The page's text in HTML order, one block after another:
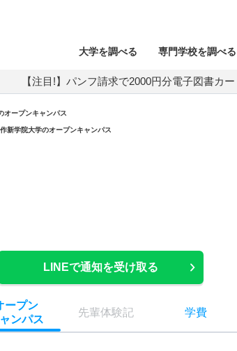
大学を調べる 専門学校を調べる
【注目!】パンフ請求で2000円分電子図書カ
オープンキャンパス
作新学院大学のオープンキャンパス
LINEで通知を受け取る
ープン
ンパス
先輩体験記 学費